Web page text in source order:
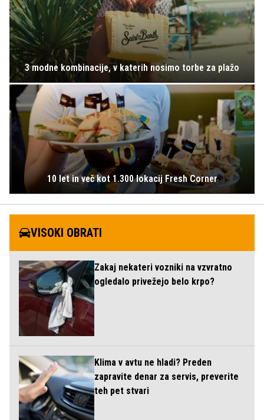
3 modne kombinacije, v katerih nosimo torbe za plažo
10 let in več kot 1.300 lokacij Fresh Corner
VISOKI OBRATI
Zakaj nekateri vozniki na vzvratno
ogledalo privežejo belo krpo?
Klima v avtu ne hladi? Preden
zapravite denar za servis, preverite
teh pet stvari